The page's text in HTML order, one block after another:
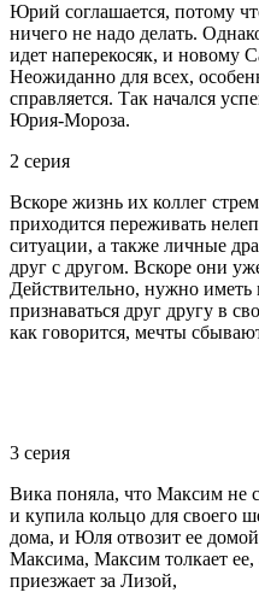
Юрий соглашается, потому
ничего не надо делать.
идет наперекосяк, и новому
Неожиданно для всех,
справляется. Так начался
Юрия-Мороза.
2 серия
Вскоре жизнь их коллег
приходится переживать
ситуации, а также личные
друг с другом. Вскоре они
Действительно, нужно
признаваться друг другу в
как говорится, мечты
3 серия
Вика поняла, что Максим не
и купила кольцо для своего
дома, и Юля отвозит ее
Максима, Максим толкает
приезжает за Лизой,